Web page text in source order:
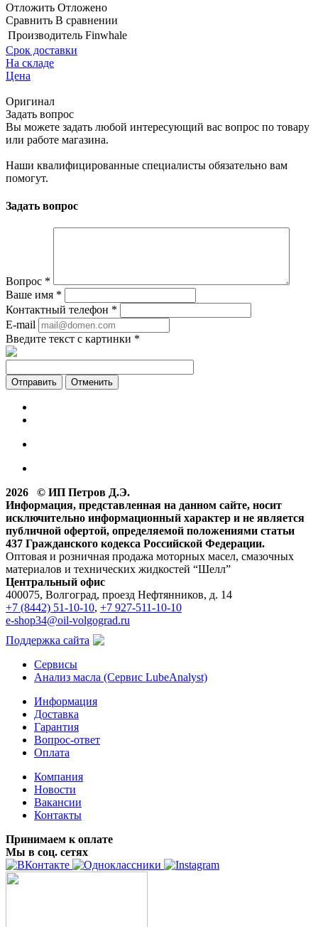
Отложить Отложено
Сравнить В сравнении
Производитель Finwhale
Срок доставки
На складе
Цена
Оригинал
Задать вопрос
Вы можете задать любой интересующий вас вопрос по товару
или работе магазина.
Наши квалифицированные специалисты обязательно вам
помогут.
Задать вопрос
Вопрос *
Ваше имя *
Контактный телефон *
E-mail
Введите текст с картинки *
Отменить
2026 © ИП Петров Д.Э.
Информация, представленная на данном сайте, носит
исключительно информационный характер и не является
публичной офертой, определяемой положениями статьи
437 Гражданского кодекса Российской Федерации.
Оптовая и розничная продажа моторных масел, смазочных
материалов и технических жидкостей “Шелл”
Центральный офис
400075, Волгоград, проезд Нефтянников, д. 14
+7 (8442) 51-10-10, +7 927-511-10-10
e-shop34@oil-volgograd.ru
Поддержка сайта
Сервисы
Анализ масла (Сервис LubeAnalyst)
Информация
Доставка
Гарантия
Вопрос-ответ
Оплата
Компания
Новости
Вакансии
Контакты
Принимаем к оплате
Мы в соц. сетях